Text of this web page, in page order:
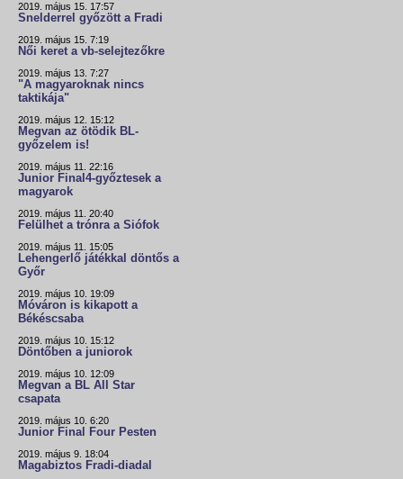
2019. május 15. 17:57
Snelderrel győzött a Fradi
2019. május 15. 7:19
Női keret a vb-selejtezőkre
2019. május 13. 7:27
"A magyaroknak nincs
taktikája"
2019. május 12. 15:12
Megvan az ötödik BL-
győzelem is!
2019. május 11. 22:16
Junior Final4-győztesek a
magyarok
2019. május 11. 20:40
Felülhet a trónra a Siófok
2019. május 11. 15:05
Lehengerlő játékkal döntős a
Győr
2019. május 10. 19:09
Móváron is kikapott a
Békéscsaba
2019. május 10. 15:12
Döntőben a juniorok
2019. május 10. 12:09
Megvan a BL All Star
csapata
2019. május 10. 6:20
Junior Final Four Pesten
2019. május 9. 18:04
Magabiztos Fradi-diadal